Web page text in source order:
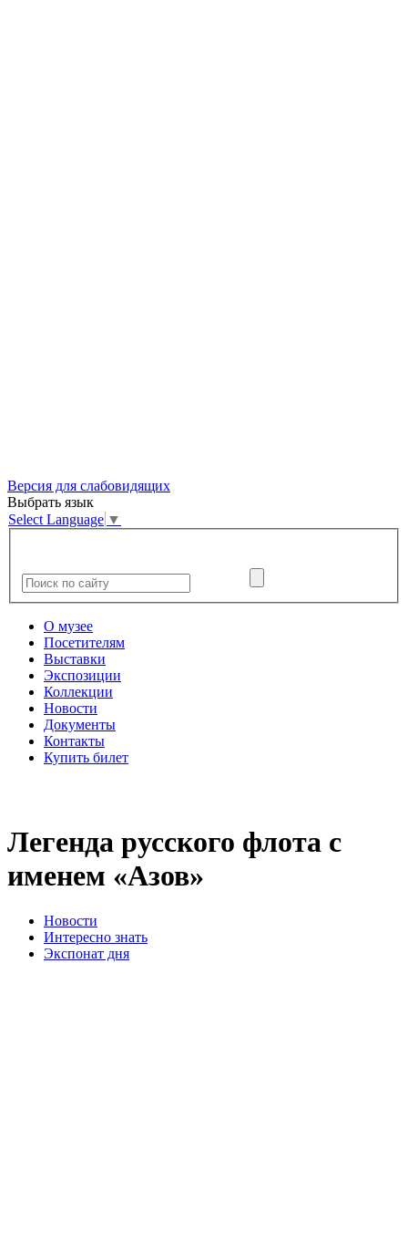
Версия для слабовидящих
Выбрать язык
Select Language ▼
О музее
Посетителям
Выставки
Экспозиции
Коллекции
Новости
Документы
Контакты
Купить билет
Легенда русского флота с
именем «Азов»
Новости
Интересно знать
Экспонат дня